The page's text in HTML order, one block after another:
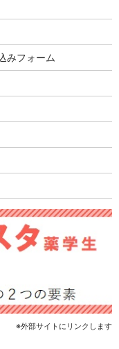
みフォーム
※外部サイトにリンクします